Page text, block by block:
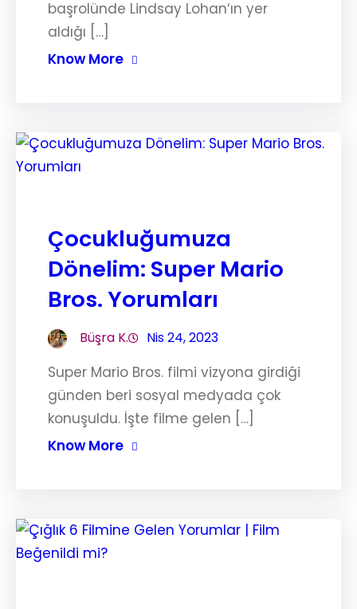
başrolünde Lindsay Lohan‘ın yer
aldığı […]
Know More
Çocukluğumuza
Dönelim: Super Mario
Bros. Yorumları
Büşra K. Nis 24, 2023
Super Mario Bros. filmi vizyona girdiği
günden beri sosyal medyada çok
konuşuldu. İşte filme gelen […]
Know More